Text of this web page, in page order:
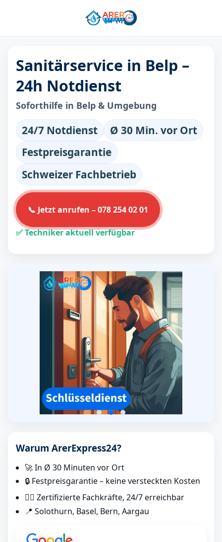
Sanitärservice in Belp –
24h Notdienst
Soforthilfe in Belp & Umgebung
24/7 Notdienst
Ø 30 Min. vor Ort
Festpreisgarantie
Schweizer Fachbetrieb
📞 Jetzt anrufen – 078 254 02 01
✅ Techniker aktuell verfügbar
Warum ArerExpress24?
🚀 In Ø 30 Minuten vor Ort
🔒 Festpreisgarantie – keine versteckten Kosten
👷‍♂️ Zertifizierte Fachkräfte, 24/7 erreichbar
📍 Solothurn, Basel, Bern, Aargau